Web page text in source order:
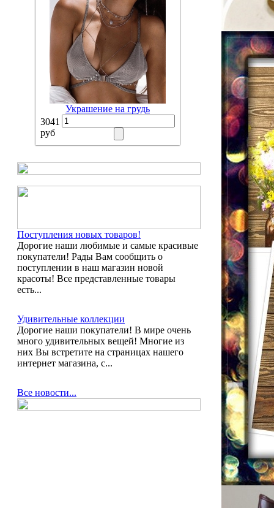
Украшение на грудь
3041
руб
Поступления новых товаров!
Дорогие наши любимые и самые красивые
покупатели! Рады Вам сообщить о
поступлении в наш магазин новой
красоты! Все представленные товары
есть...
Удивительные коллекции
Дорогие наши покупатели! В мире очень
много удивительных вещей! Многие из
них Вы встретите на страницах нашего
интернет магазина, с...
Все новости...